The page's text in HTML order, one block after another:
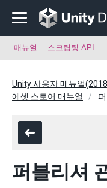
매뉴얼 스크립팅 API
Unity 사용자 매뉴얼
에셋 스토어 매뉴얼
퍼블리셔